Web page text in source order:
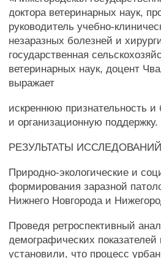
доктора ветеринарных наук,
руководитель учебно-
незаразных болезней и
государственная
ветеринарных наук, доцент
выражает
искреннюю признательность
и организационную поддержку.
РЕЗУЛЬТАТЫ ИССЛЕДОВАНИЙ
Природно-экологические и
формирования заразной
Нижнего Новгорода и
Проведя ретроспективный
демографических
установили, что процесс